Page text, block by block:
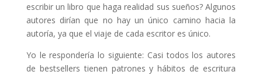
escribir un libro que haga realidad sus sueños? Algunos
autores dirían que no hay un único camino hacia la
autoría, ya que el viaje de cada escritor es único.
Yo le respondería lo siguiente: Casi todos los autores
de bestsellers tienen patrones y hábitos de escritura